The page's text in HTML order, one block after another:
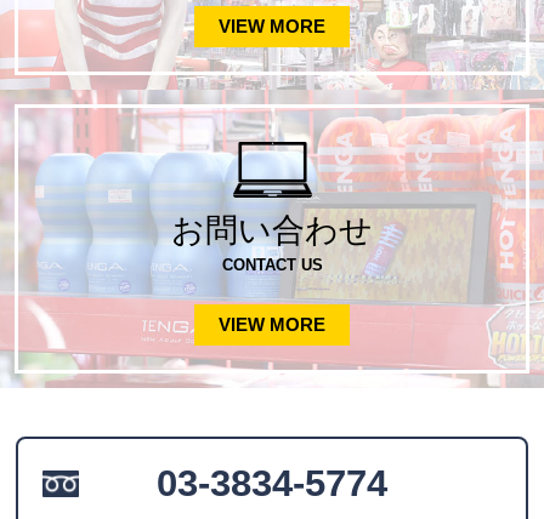
VIEW MORE
お問い合わせ
CONTACT US
VIEW MORE
03-3834-5774